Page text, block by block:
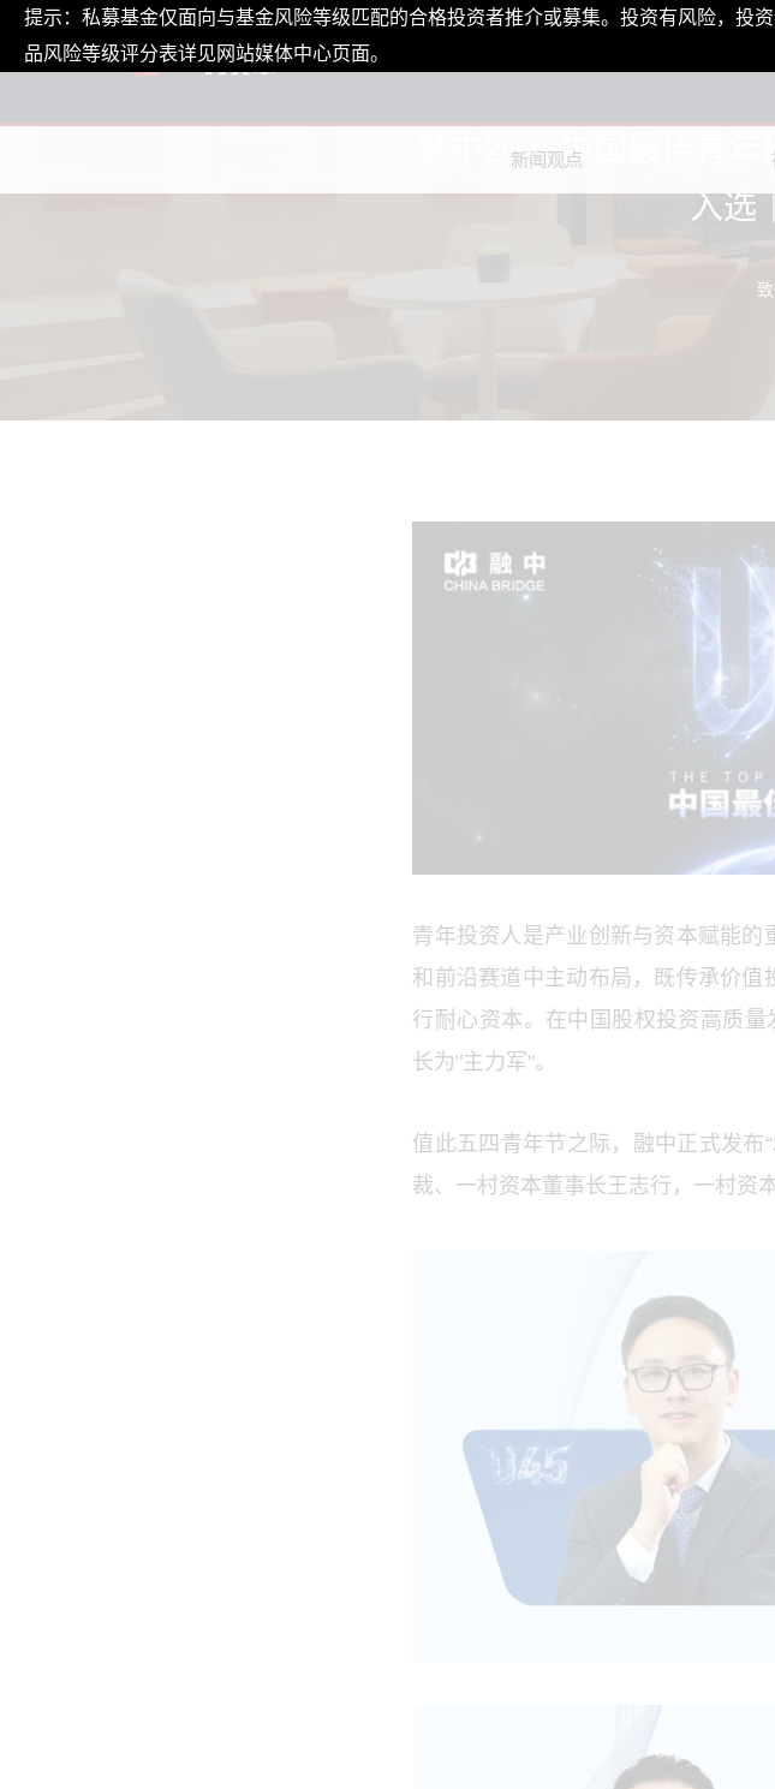
新闻观点
融中2026中国最佳青
入选
青年投资人是产业创新与资本赋能
和前沿赛道中主动布局，既传承价
行耐心资本。在中国股权投资高质
长为"主力军"。
值此五四青年节之际，融中正式发布
裁、一村资本董事长王志行，一村资
提示：私募基金仅面向与基金风险等级匹配的合格投资者推介或募集。投资有风险，
品风险等级评分表详见网站媒体中心页面。